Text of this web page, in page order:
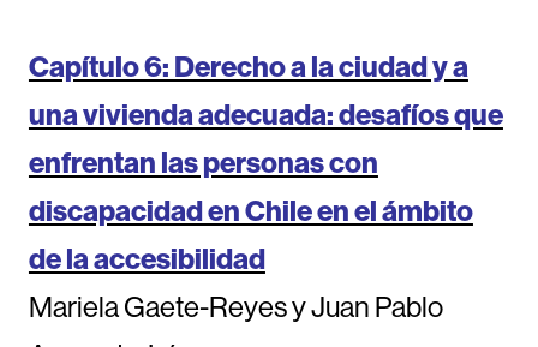
Capítulo 6: Derecho a la ciudad y a
una vivienda adecuada: desafíos que
enfrentan las personas con
discapacidad en Chile en el ámbito
de la accesibilidad
Mariela Gaete-Reyes y Juan Pablo